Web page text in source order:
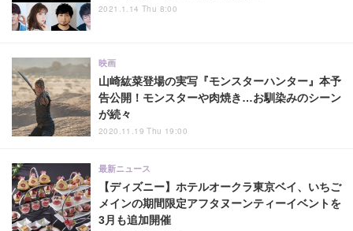
2021.1.14 Thu 8:00
山崎紘菜登場の実写『モンスターハンター』本予
告公開！モンスターや肉焼き…お馴染みのシーン
が続々
映画
2020.11.19 Thu 19:00
【ディズニー】ホテルオークラ東京ベイ、いちご
メインの期間限定アフタヌーンティーイベントを
3月も追加開催
最新ニュース